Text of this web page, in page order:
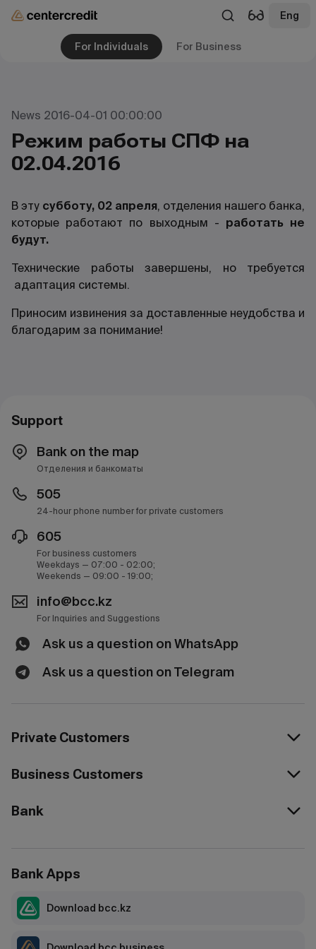
Eng
For Individuals For Business
News 2016-04-01 00:00:00
Режим работы СПФ на
02.04.2016
В эту субботу, 02 апреля, отделения нашего банка,
которые работают по выходным - работать не
будут.
Технические работы завершены, но требуется
адаптация системы.
Приносим извинения за доставленные неудобства и
благодарим за понимание!
Support
Bank on the map
Отделения и банкоматы
505
24-hour phone number for private customers
605
For business customers
Weekdays — 07:00 - 02:00;
Weekends — 09:00 - 19:00;
info@bcc.kz
For Inquiries and Suggestions
Ask us a question on WhatsApp
Ask us a question on Telegram
Private Customers
Business Customers
Bank
Bank Apps
Download bcc.kz